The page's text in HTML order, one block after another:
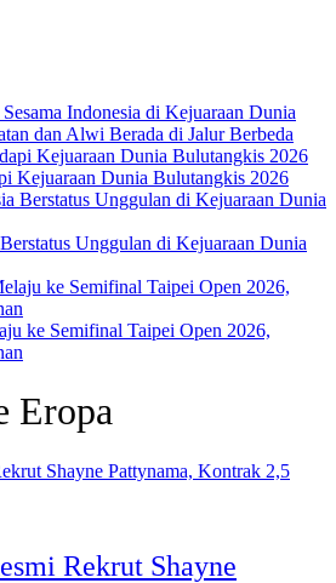
Indonesia di Kejuaraan Dunia
dan Alwi Berada di Jalur Berbeda
Kejuaraan Dunia Bulutangkis 2026
Unggulan di Kejuaraan Dunia
ke Semifinal Taipei Open 2026,
Eropa
Rekrut Shayne